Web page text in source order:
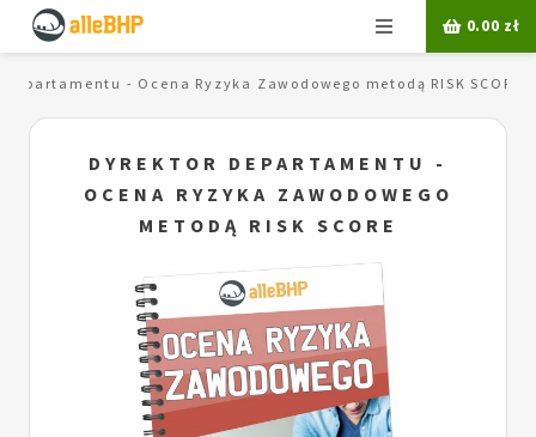
Menu 0.00 zł
- Ocena Ryzyka Zawodowego metodą RISK SCORE
DYREKTOR DEPARTAMENTU -
OCENA RYZYKA ZAWODOWEGO
METODĄ RISK SCORE